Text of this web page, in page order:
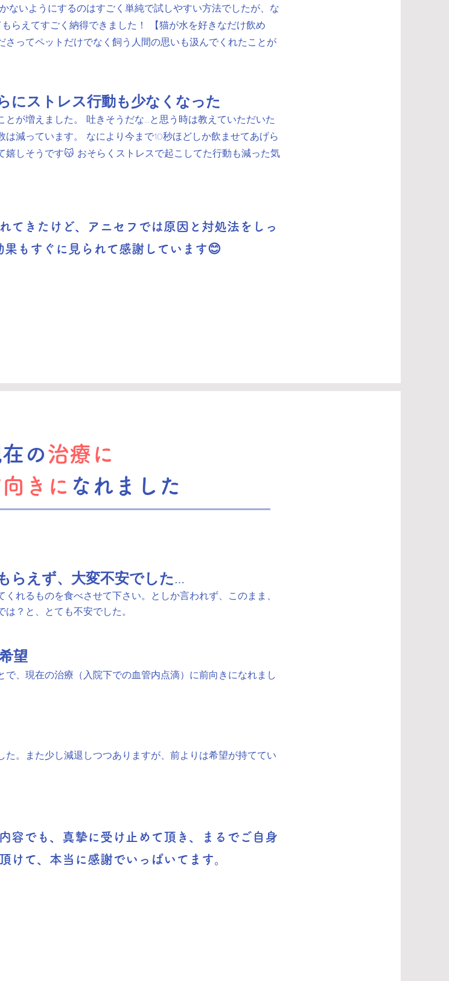
ないようにするのはすごく単純で試しやすい方法でしたが、な
らえてすごく納得できました！ 【猫が水を好きなだけ飲め
さってペットだけでな く飼う人間の思いも汲んでくれたことが
にストレス行動も少なくなった
が増えました。 吐きそうだな...と思う時は教えていただいた
減っています。 なにより今まで10秒ほどしか飲ませてあげら
しそうです😽 おそらくストレスで起こしてた行動も減った気
てきたけど、アニセフでは原因と対処法をしっ
果もすぐに見られて感謝しています😊
の治療に
きに なれました
らえず、大変不安でした…
くれるものを食べさせて下さい。としか言われず、このまま、
？と、とても不安でした。
望
、現在の治療（入院下での血管内点滴）に前向きになれまし
。また少し減退しつつありますが、前よりは希望が持ててい
容でも、真摯に受け止めて頂き、まるでご自身
けて、本当に感謝でいっぱいてます。